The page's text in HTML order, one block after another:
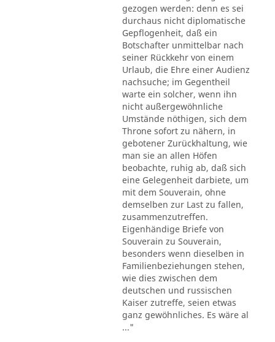
gezogen werden: denn es sei
durchaus nicht diplomatische
Gepflogenheit, daß ein
Botschafter unmittelbar nach
seiner Rückkehr von einem
Urlaub, die Ehre einer Audienz
nachsuche; im Gegentheil
warte ein solcher, wenn ihn
nicht außergewöhnliche
Umstände nöthigen, sich dem
Throne sofort zu nähern, in
gebotener Zurückhaltung, wie
man sie an allen Höfen
beobachte, ruhig ab, daß sich
eine Gelegenheit darbiete, um
mit dem Souverain, ohne
demselben zur Last zu fallen,
zusammenzutreffen.
Eigenhändige Briefe von
Souverain zu Souverain,
besonders wenn dieselben in
Familienbeziehungen stehen,
wie dies zwischen dem
deutschen und russischen
Kaiser zutreffe, seien etwas
ganz gewöhnliches. Es wäre al
..."